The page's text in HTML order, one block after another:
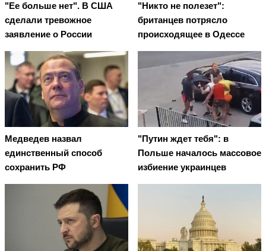
"Ее больше нет". В США
сделали тревожное
заявление о России
"Никто не полезет":
британцев потрясло
происходящее в Одессе
Медведев назвал
единственный способ
сохранить РФ
"Путин ждет тебя": в
Польше началось массовое
избиение украинцев